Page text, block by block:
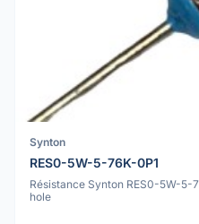
Synton
RES0-5W-5-76K-0P1
Résistance Synton RES0-5W-5-
hole